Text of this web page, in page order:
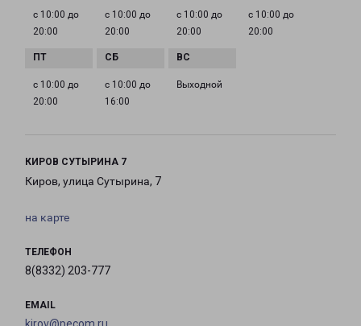
с 10:00 до
20:00
с 10:00 до
20:00
с 10:00 до
20:00
с 10:00 до
20:00
с 10:00 до
20:00
с 10:00 до
16:00
Выходной
КИРОВ СУТЫРИНА 7
Киров, улица Сутырина, 7
на карте
ТЕЛЕФОН
8(8332) 203-777
EMAIL